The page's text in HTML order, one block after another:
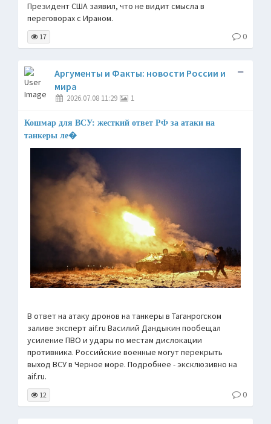
Президент США заявил, что не видит смысла в
переговорах с Ираном.
17 0
Аргументы и Факты: новости России и
мира
2026.07.08 11:29 1
Кошмар для ВСУ: жесткий ответ РФ за атаки на
танкеры ле�
В ответ на атаку дронов на танкеры в Таганрогском
заливе эксперт aif.ru Василий Дандыкин пообещал
усиление ПВО и удары по местам дислокации
противника. Российские военные могут перекрыть
выход ВСУ в Черное море. Подробнее - эксклюзивно на
aif.ru.
12 0